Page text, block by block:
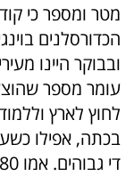
מטר ומספר כי
הכדורסלנים
ובבוקר היינו
עומר מספר
לחוץ לארץ
בכתה, אפילו
די גבוהים. אמו 1.80 ואביו 1.70 …